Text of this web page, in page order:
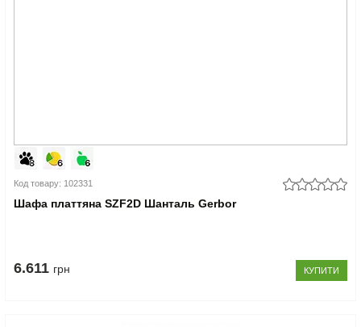
Код товару: 102331
Шафа платтяна SZF2D Шанталь Gerbor
6.611 грн КУПИТИ